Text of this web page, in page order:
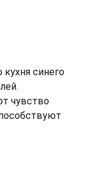
синего
чувство